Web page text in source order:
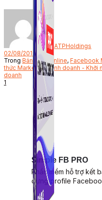
Simple FB PRO
Phần mềm hỗ trợ kết
dựng profile
Bởi ATPHoldings
02/08/2019
Trong Bán hàng online, Facebook
thức Marketing,Kinh doanh - Khởi
doanh
1